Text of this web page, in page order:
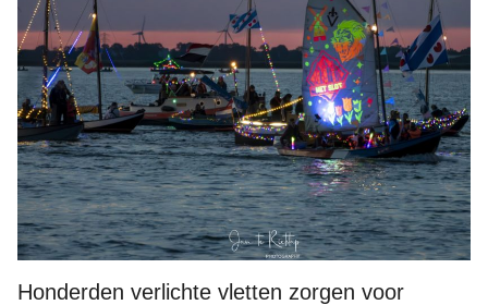
Honderden verlichte vletten zorgen voor